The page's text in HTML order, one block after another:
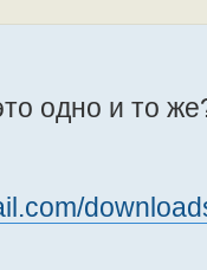
одно и то